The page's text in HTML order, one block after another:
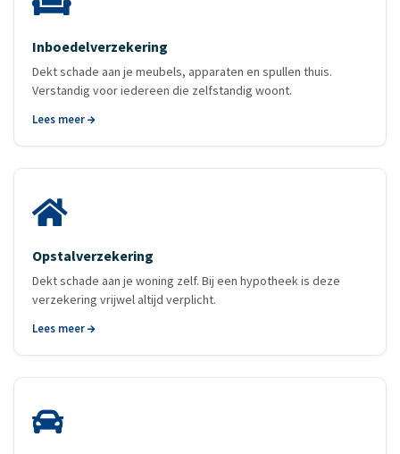
Inboedelverzekering
Dekt schade aan je meubels, apparaten en spullen thuis.
Verstandig voor iedereen die zelfstandig woont.
Lees meer
Opstalverzekering
Dekt schade aan je woning zelf. Bij een hypotheek is deze
verzekering vrijwel altijd verplicht.
Lees meer